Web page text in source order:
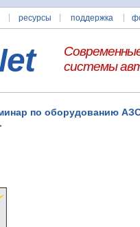
ресурсы поддержка
системы
по оборудованию